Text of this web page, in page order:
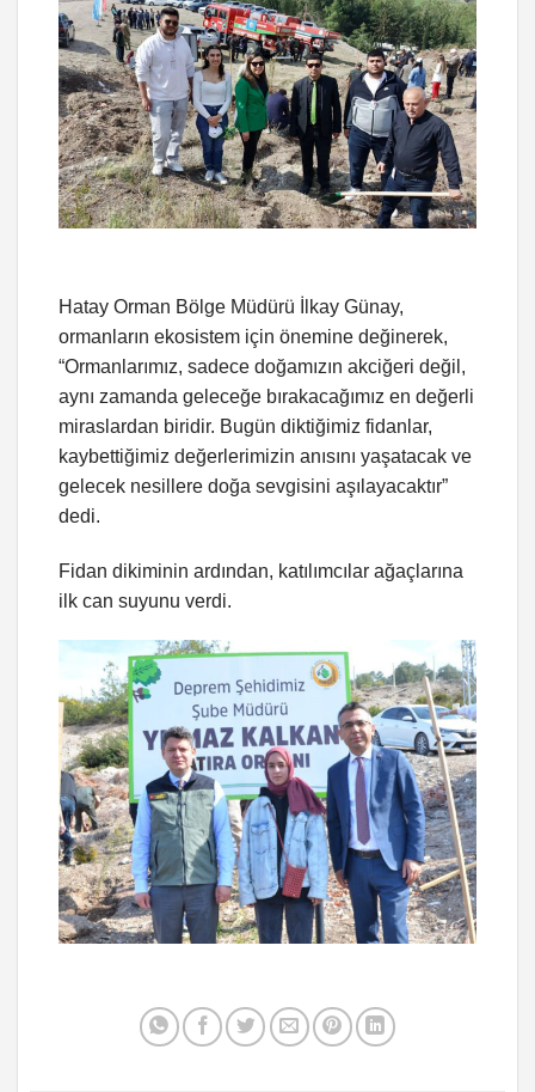
Hatay Orman Bölge Müdürü İlkay Günay,
ormanların ekosistem için önemine değinerek,
“Ormanlarımız, sadece doğamızın akciğeri değil,
aynı zamanda geleceğe bırakacağımız en değerli
miraslardan biridir. Bugün diktiğimiz fidanlar,
kaybettiğimiz değerlerimizin anısını yaşatacak ve
gelecek nesillere doğa sevgisini aşılayacaktır”
dedi.
Fidan dikiminin ardından, katılımcılar ağaçlarına
ilk can suyunu verdi.